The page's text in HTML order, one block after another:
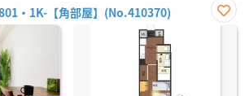
・1K-【角部屋】(No.410370)
お気